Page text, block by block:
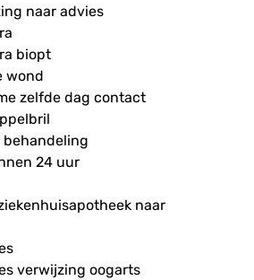
naar advies
biopt
wond
zelfde dag contact
24 uur
naar
verwijzing oogarts